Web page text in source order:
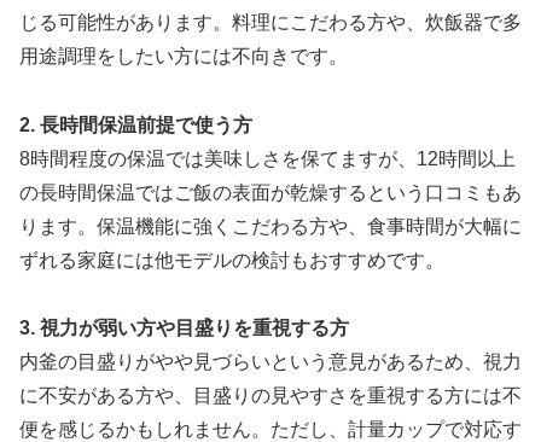
じる可能性があります。料理にこだわる方や、炊飯器で多
用途調理をしたい方には不向きです。
2. 長時間保温前提で使う方
8時間程度の保温では美味しさを保てますが、12時間以上
の長時間保温ではご飯の表面が乾燥するという口コミもあ
ります。保温機能に強くこだわる方や、食事時間が大幅に
ずれる家庭には他モデルの検討もおすすめです。
3. 視力が弱い方や目盛りを重視する方
内釜の目盛りがやや見づらいという意見があるため、視力
に不安がある方や、目盛りの見やすさを重視する方には不
便を感じるかもしれません。ただし、計量カップで対応す